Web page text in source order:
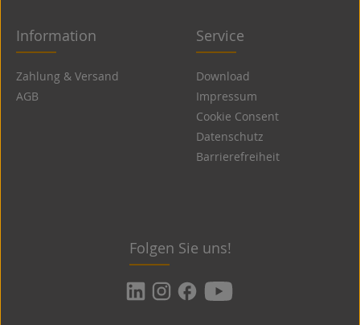
Information
Zahlung & Versand
AGB
Service
Download
Impressum
Cookie Consent
Datenschutz
Barrierefreiheit
Folgen Sie uns!